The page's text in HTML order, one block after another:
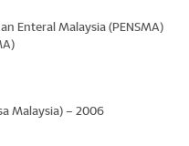
Enteral Malaysia (PENSMA)
Malaysia) – 2006